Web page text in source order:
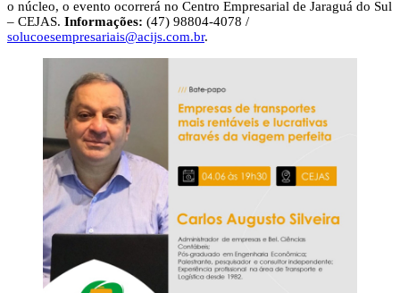
o núcleo, o evento ocorrerá no Centro Empresarial de Jaraguá do Sul
– CEJAS. Informações: (47) 98804-4078 /
solucoesempresariais@acijs.com.br.